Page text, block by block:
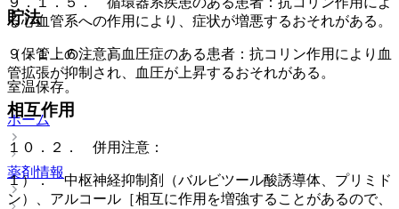
貯法
（保管上の注意）
室温保存。
ホーム
薬剤情報
る心血管系への作用により、症状が増悪するおそれがある。
９．１．６． 高血圧症のある患者：抗コリン作用により血
管拡張が抑制され、血圧が上昇するおそれがある。
相互作用
１０．２． 併用注意：
１）． 中枢神経抑制剤（バルビツール酸誘導体、プリミド
ン）、アルコール［相互に作用を増強することがあるので、